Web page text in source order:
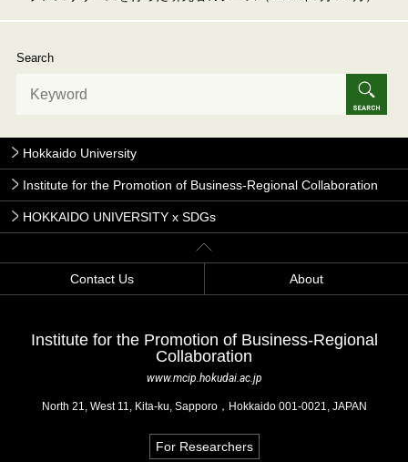
Search
Hokkaido University
Institute for the Promotion of Business-Regional Collaboration
HOKKAIDO UNIVERSITY x SDGs
For Researchers
Contact Us About
Institute for the Promotion of Business-Regional
Collaboration
www.mcip.hokudai.ac.jp
North 21, West 11, Kita-ku, Sapporo，Hokkaido 001-0021, JAPAN